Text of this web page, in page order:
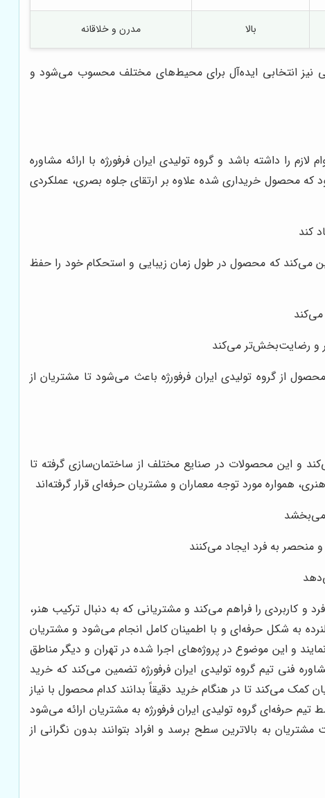
بالا مدرن و خلاقانه
نیز انتخابی ایده‌آل برای محیط‌های مختلف محسوب می‌شود و
را داشته باشد و گروه تولیدی ایران فرفورژه با ارائه مشاوره
که محصول خریداری شده علاوه بر ارتقای جلوه بصری، عملکردی
کند
می‌کند که محصول در طول زمان زیبایی و استحکام خود را حفظ
و رضایت‌بخش‌تر می‌کند
از گروه تولیدی ایران فرفورژه باعث می‌شود تا مشتریان از
و این محصولات در صنایع مختلف از ساختمان‌سازی گرفته تا
همواره مورد توجه معماران و مشتریان حرفه‌ای قرار گرفته‌اند
می‌بخشد
منحصر به فرد ایجاد می‌کنند
کاربردی را فراهم می‌کند و مشتریانی که به دنبال ترکیب هنر،
به شکل حرفه‌ای و با اطمینان کامل انجام می‌شود و مشتریان
و این موضوع در پروژه‌های اجرا شده در تهران و دیگر مناطق
فنی تیم گروه تولیدی ایران فرفورژه تضمین می‌کند که خرید
کمک می‌کند تا در هنگام خرید دقیقاً بدانند کدام محصول با نیاز
حرفه‌ای گروه تولیدی ایران فرفورژه به مشتریان ارائه می‌شود
به بالاترین سطح برسد و افراد بتوانند بدون نگرانی از